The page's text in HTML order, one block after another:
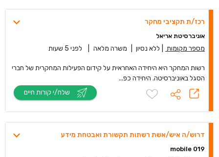
רכז/ת תקציבי מחקר
אוניברסיטת אריאל
מספר מקומות ללא נסיון משרה מלאה לפני 5 שעות
רשות המחקר היא היחידה האחראית על קידום הפעילות המחקרית של חברי
הסגל באוניברסיטה. היחידה כפ...
דרוש/ה איש/אשת רשתות תקשורת ואבטחת מידע
019 mobile